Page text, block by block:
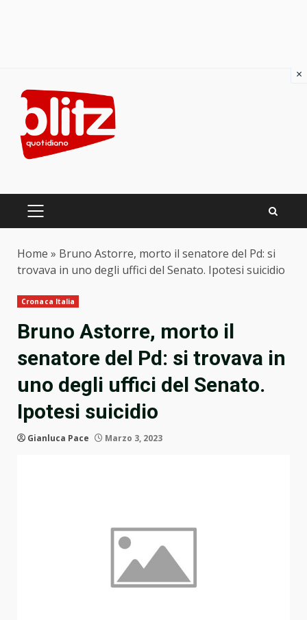
content
PRIMARY
Home » Bruno Astorre, morto il senatore del Pd: si
trovava in uno degli uffici del Senato. Ipotesi suicidio
Cronaca Italia
Bruno Astorre, morto il
senatore del Pd: si trovava in
uno degli uffici del Senato.
Ipotesi suicidio
Gianluca Pace Marzo 3, 2023
×